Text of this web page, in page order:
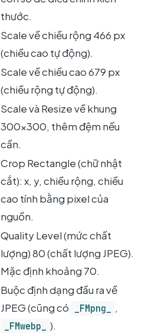
thước.
Scale về chiều rộng 466 px
(chiều cao tự động).
Scale về chiều cao 679 px
(chiều rộng tự động).
Scale và Resize về khung
300×300, thêm đệm nếu
cần.
Crop Rectangle (chữ nhật
cắt): x, y, chiều rộng, chiều
cao tính bằng pixel của
nguồn.
Quality Level (mức chất
lượng) 80 (chất lượng JPEG).
Mặc định khoảng 70.
Buộc định dạng đầu ra về
JPEG (cũng có
_FMpng_ ,
_FMwebp_ ).